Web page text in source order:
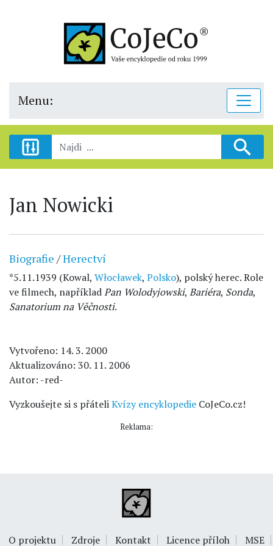
Menu:
Jan Nowicki
Biografie /Herectví
*5.11.1939 (Kowal, Włocławek, Polsko), polský herec. Role
ve filmech, napříkladPan Wolodyjowski, Bariéra, Sonda,
Sanatorium na Věčnosti.
Vytvořeno: 14. 3. 2000
Aktualizováno: 30. 11. 2006
Autor: -red-
Vyzkoušejte si s přáteliKvízy encyklopedie CoJeCo.cz!
Reklama:
O projektu Zdroje Kontakt Licence příloh MSE